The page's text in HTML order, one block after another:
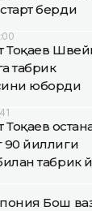
берди
Тоқаев
табрик
юборди
90 йиллиги
табрик
Бош